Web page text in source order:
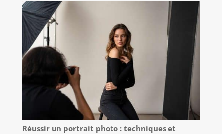
Réussir un portrait photo : techniques et